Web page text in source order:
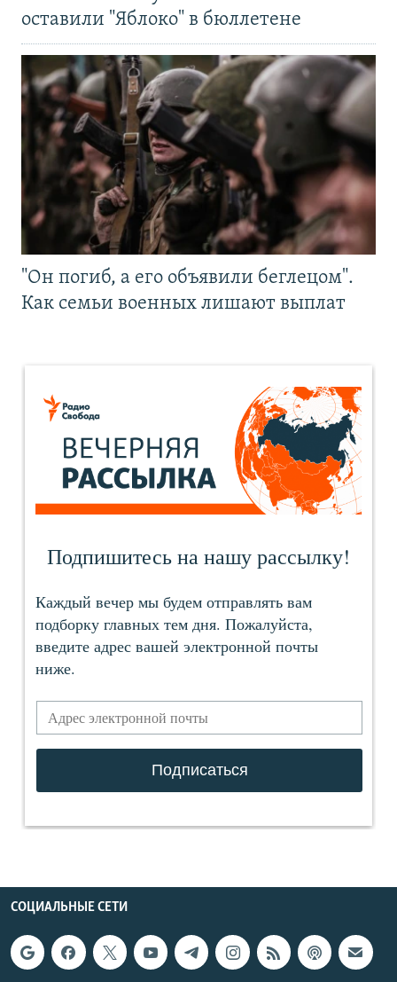
оставили "Яблоко" в бюллетене
"Он погиб, а его объявили беглецом".
Как семьи военных лишают выплат
СОЦИАЛЬНЫЕ СЕТИ